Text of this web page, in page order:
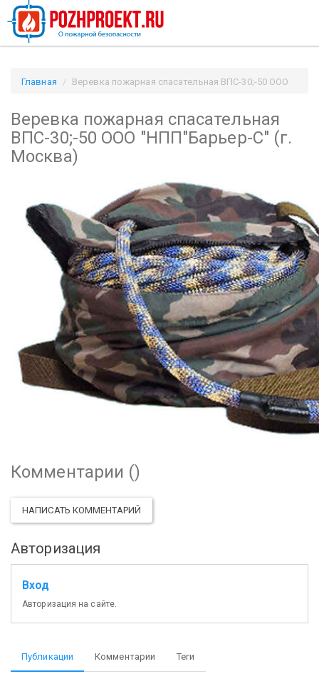
Главная
Веревка пожарная спасательная ВПС-30;-50 ООО
Веревка пожарная спасательная
ВПС-30;-50 ООО "НПП"Барьер-С" (г.
Москва)
Комментарии ()
НАПИСАТЬ КОММЕНТАРИЙ
Авторизация
Вход
Авторизация на сайте.
Публикации Комментарии Теги